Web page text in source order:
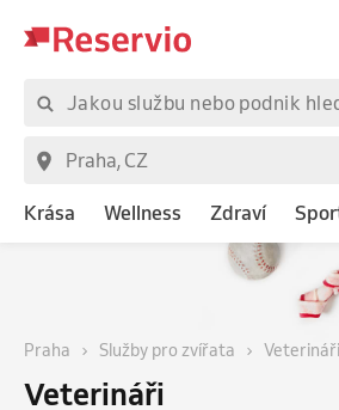
Krása Wellness Zdraví
Praha Služby pro zvířata Veterináři
Veterináři